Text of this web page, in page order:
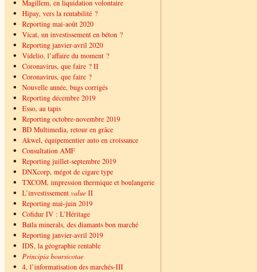
Magillem, en liquidation volontaire
Hipay, vers la rentabilité ?
Reporting mai-août 2020
Vicat, un investissement en béton ?
Reporting janvier-avril 2020
Videlio, l’affaire du moment ?
Coronavirus, que faire ? II
Coronavirus, que faire ?
Nouvelle année, bugs corrigés
Reporting décembre 2019
Esso, au tapis
Reporting octobre-novembre 2019
BD Multimedia, retour en grâce
Akwel, équipementier auto en croissance
Consultation AMF
Reporting juillet-septembre 2019
DNXcorp, mégot de cigare type
TXCOM, impression thermique et boulangerie
L’investissement value II
Reporting mai-juin 2019
Cofidur IV : L’Héritage
Batla minerals, des diamants bon marché
Reporting janvier-avril 2019
IDS, la géographie rentable
Principia boursicotae
4, l’informatisation des marchés-III